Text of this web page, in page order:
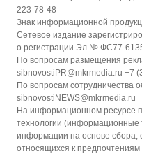
223-78-48
Знак информационной
Сетевое издание
о регистрации Эл № ФС77-
По вопросам размещения
sibnovostiPR@mkrmedia.ru +7
По вопросам сотрудничества
sibnovostiNEWS@mkrmedia.ru
На информационном ресурсе
технологии (информационные
информации на основе сбора,
относящихся к